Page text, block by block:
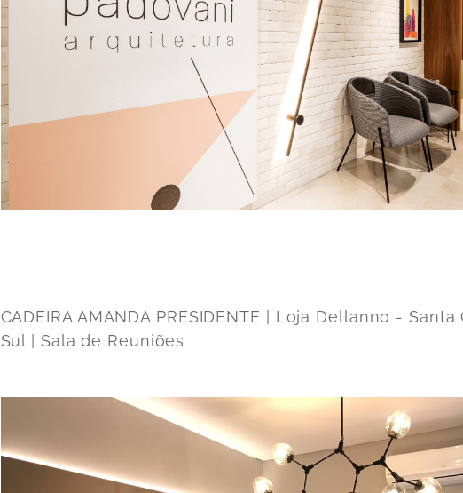
CADEIRA AMANDA PRESIDENTE | Loja Dellanno - Santa
Sul | Sala de Reuniões